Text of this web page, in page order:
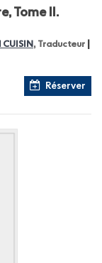
Tome II.
CUISIN , Traducteur
Réserver